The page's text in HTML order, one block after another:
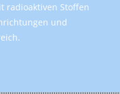
radioaktiven Stoffen
und